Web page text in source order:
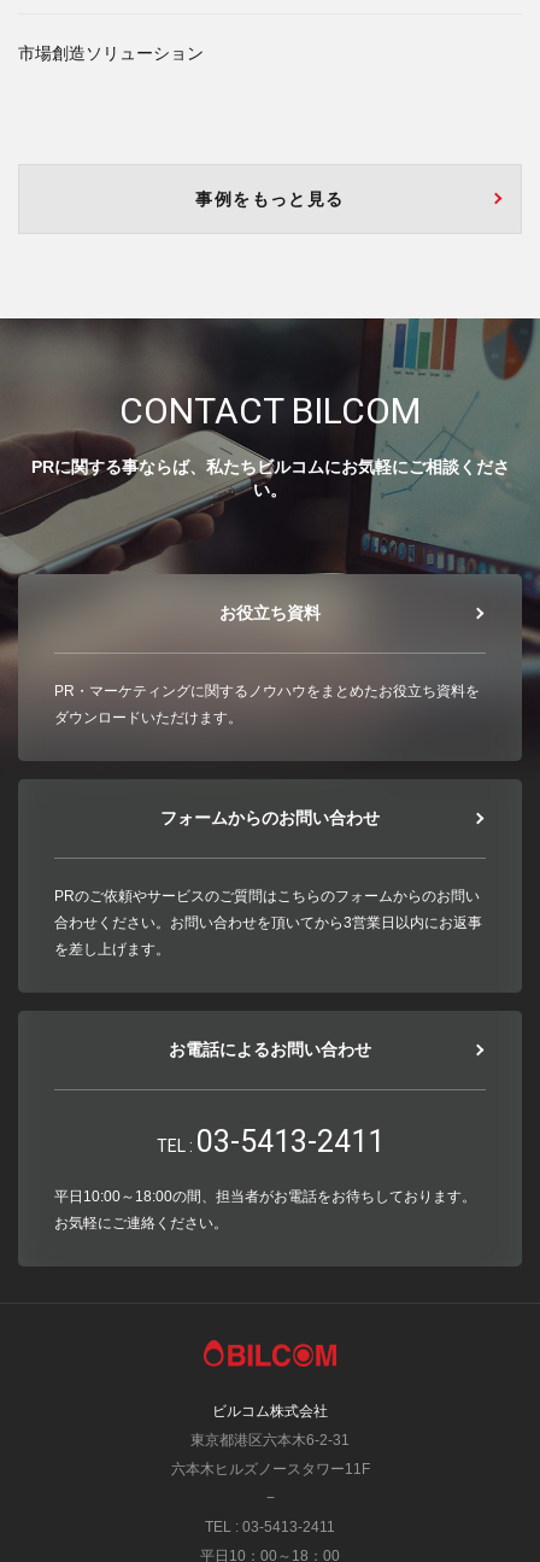
市場創造ソリューション
事例をもっと見る
CONTACT BILCOM
PRに関する事ならば、私たちビルコムにお気軽にご相談くださ
い。
お役立ち資料
PR・マーケティングに関するノウハウをまとめたお役立ち資料を
ダウンロードいただけます。
フォームからのお問い合わせ
PRのご依頼やサービスのご質問はこちらのフォームからのお問い
合わせください。お問い合わせを頂いてから3営業日以内にお返事
を差し上げます。
お電話によるお問い合わせ
TEL : 03-5413-2411
平日10:00～18:00の間、担当者がお電話をお待ちしております。
お気軽にご連絡ください。
ビルコム株式会社
東京都港区六本木6-2-31
六本木ヒルズノースタワー11F
−
TEL : 03-5413-2411
平日10：00～18：00